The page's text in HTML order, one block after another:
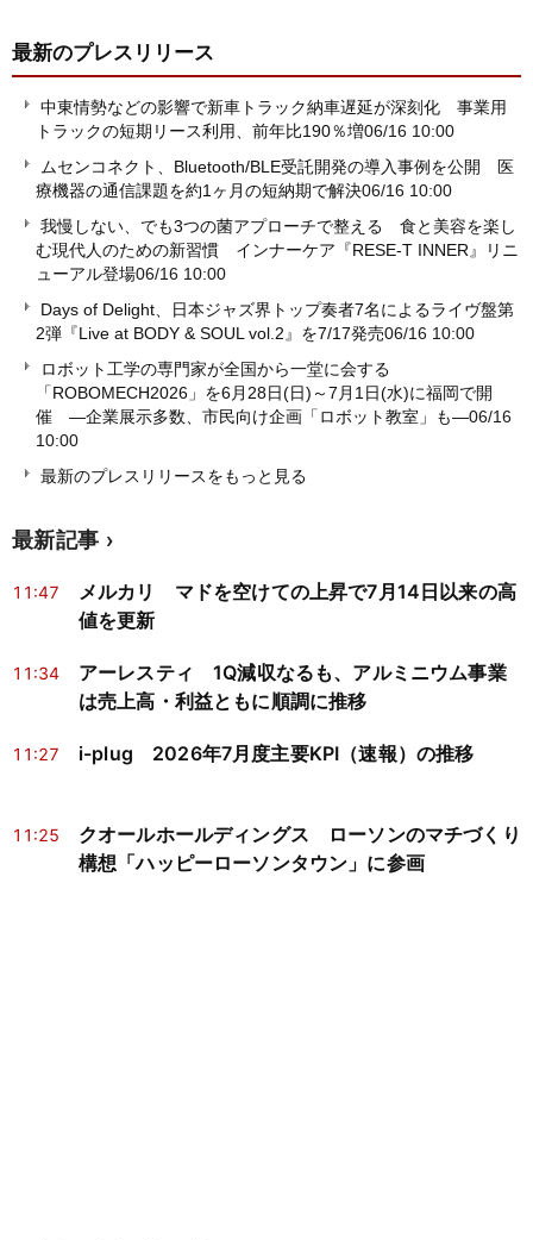
最新のプレスリリース
中東情勢などの影響で新車トラック納車遅延が深刻化 事業用
トラックの短期リース利用、前年比190％増06/16 10:00
ムセンコネクト、Bluetooth/BLE受託開発の導入事例を公開 医
療機器の通信課題を約1ヶ月の短納期で解決06/16 10:00
我慢しない、でも3つの菌アプローチで整える 食と美容を楽し
む現代人のための新習慣 インナーケア『RESE-T INNER』リニ
ューアル登場06/16 10:00
Days of Delight、日本ジャズ界トップ奏者7名によるライヴ盤第
2弾『Live at BODY & SOUL vol.2』を7/17発売06/16 10:00
ロボット工学の専門家が全国から一堂に会する
「ROBOMECH2026」を6月28日(日)～7月1日(水)に福岡で開
催 ―企業展示多数、市民向け企画「ロボット教室」も―06/16
10:00
最新のプレスリリースをもっと見る
最新記事
11:47
メルカリ マドを空けての上昇で7月14日以来の高
値を更新
11:34
アーレスティ 1Q減収なるも、アルミニウム事業
は売上高・利益ともに順調に推移
11:27 i-plug 2026年7月度主要KPI（速報）の推移
11:25
クオールホールディングス ローソンのマチづくり
構想「ハッピーローソンタウン」に参画